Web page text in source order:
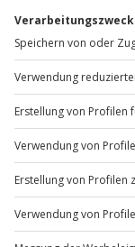
Artikelnummer:65759
Andere